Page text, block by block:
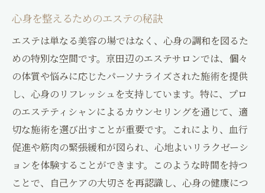
心身を整えるためのエステの秘訣
エステは単なる美容の場ではなく、心身の調和を図るた
めの特別な空間です。京田辺のエステサロンでは、個々
の体質や悩みに応じたパーソナライズされた施術を提供
し、心身のリフレッシュを支持しています。特に、プロ
のエステティシャンによるカウンセリングを通じて、適
切な施術を選び出すことが重要です。これにより、血行
促進や筋肉の緊張緩和が図られ、心地よいリラクゼーシ
ョンを体験することができます。このような時間を持つ
ことで、自己ケアの大切さを再認識し、心身の健康につ